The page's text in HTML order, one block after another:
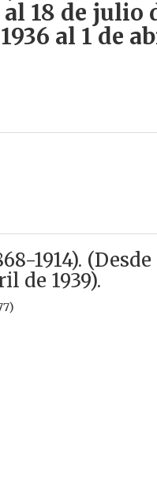
18 de julio
al 1 de
1914).
de 1939).